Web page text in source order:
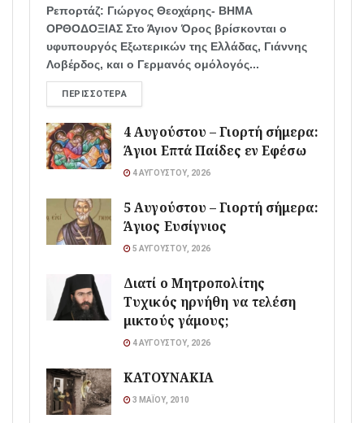
Ρεπορτάζ: Γιώργος Θεοχάρης- ΒΗΜΑ
ΟΡΘΟΔΟΞΙΑΣ Στο Άγιον Όρος βρίσκονται ο
υφυπουργός Εξωτερικών της Ελλάδας, Γιάννης
Λοβέρδος, και ο Γερμανός ομόλογός...
ΠΕΡΙΣΣΌΤΕΡΑ
4 Αυγούστου – Γιορτή σήμερα:
Άγιοι Επτά Παίδες εν Εφέσω
4 ΑΥΓΟΎΣΤΟΥ, 2026
5 Αυγούστου – Γιορτή σήμερα:
Άγιος Ευσίγνιος
5 ΑΥΓΟΎΣΤΟΥ, 2026
Διατί ο Μητροπολίτης
Τυχικός ηρνήθη να τελέση
μικτούς γάμους;
4 ΑΥΓΟΎΣΤΟΥ, 2026
ΚΑΤΟΥΝΑΚΙΑ
3 ΜΑΪ́ΟΥ, 2010